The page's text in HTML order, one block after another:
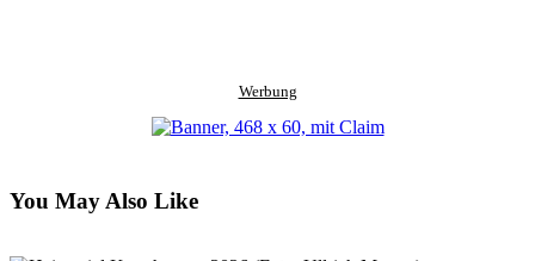
Werbung
You May Also Like